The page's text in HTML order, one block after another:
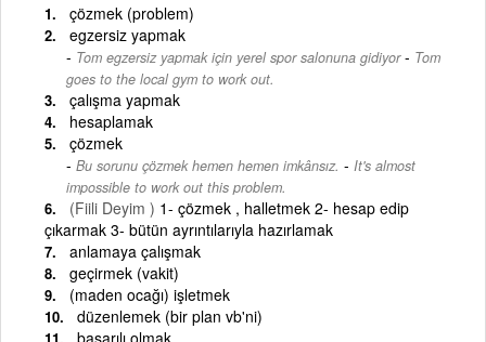
çözmek (problem)
egzersiz yapmak
Tom egzersiz yapmak için yerel spor salonuna gidiyor- Tom
goes to the local gym to work out.
çalışma yapmak
hesaplamak
çözmek
Bu sorunu çözmek hemen hemen imkânsız. - It's almost
impossible to work out this problem.
(Fiili Deyim ) 1- çözmek , halletmek 2- hesap edip
çıkarmak 3- bütün ayrıntılarıyla hazırlamak
anlamaya çalışmak
geçirmek (vakit)
(maden ocağı) işletmek
düzenlemek (bir plan vb'ni)
başarılı olmak